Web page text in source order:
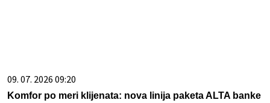
09. 07. 2026 09:20
Komfor po meri klijenata: nova linija paketa ALTA banke